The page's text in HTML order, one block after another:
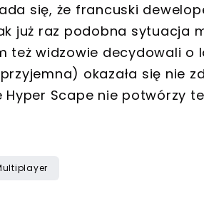
się, że francuski
już raz podobna sytuacja
też widzowie decydowali
okazała się nie
Hyper Scape nie potwórzy